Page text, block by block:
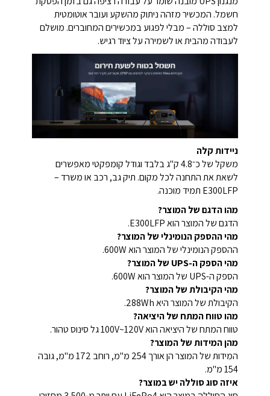
חשמל. המכשיר מזהה ניתוק מהשקע ועובר אוטומטית
למצב סוללה – מבלי לפגוע במכשירים המחוברים. מושלם
לעבודה מהבית או לשמירה על ציוד רגיש.
ניידות קלה
משקל של כ־4.8 ק"ג בלבד וגודל קומפקטי מאפשרים
לשאת את התחנה לכל מקום. תיק גב, רכב או משרד –
E300LFP תמיד מוכנה.
מהו הדגם של המוצר?
הדגם של המוצר הוא E300LFP.
מהי ההספק הנומינלי של המוצר?
ההספק הנומינלי של המוצר הוא 600W.
מהי הספק ה-UPS של המוצר?
הספק ה-UPS של המוצר הוא 600W.
מהי הקיבולת של המוצר?
הקיבולת של המוצר היא 288Wh.
מהו טווח המתח של היציאה?
טווח המתח של היציאה הוא 100V~120V גל סינוס טהור.
מהן המידות של המוצר?
המידות של המוצר הן אורך 254 מ"מ, רוחב 172 מ"מ, גובה
154 מ"מ.
איזה סוג סוללה יש במוצר?